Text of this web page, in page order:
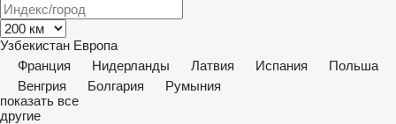
Узбекистан Европа
Франция
Нидерланды Латвия Испания
Польша
Венгрия
Болгария
Румыния
показать все
другие